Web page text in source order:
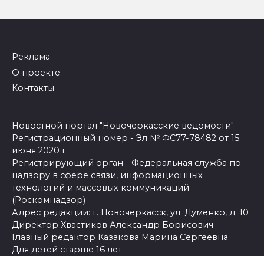
Реклама
О проекте
Контакты
Новостной портал "Новочеркасские ведомости"
Регистрационный номер - Эл № ФС77-78482 от 15
июня 2020 г.
Регистрирующий орган - Федеральная служба по
надзору в сфере связи, информационных
технологий и массовых коммуникаций
(Роскомнадзор)
Адрес редакции: г. Новочеркасск, ул. Думенко, д. 10
Директор Хвастиков Александр Борисович
Главный редактор Казакова Марина Сергеевна
Для детей старше 16 лет.